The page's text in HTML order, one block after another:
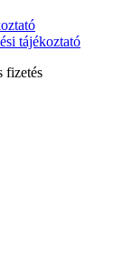
tájékoztató
fizetés